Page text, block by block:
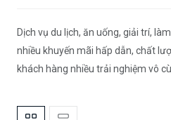
Dịch vụ du lịch, ăn uống, giải trí,
nhiều khuyến mãi hấp dẫn, chất
khách hàng nhiều trải nghiệm vô